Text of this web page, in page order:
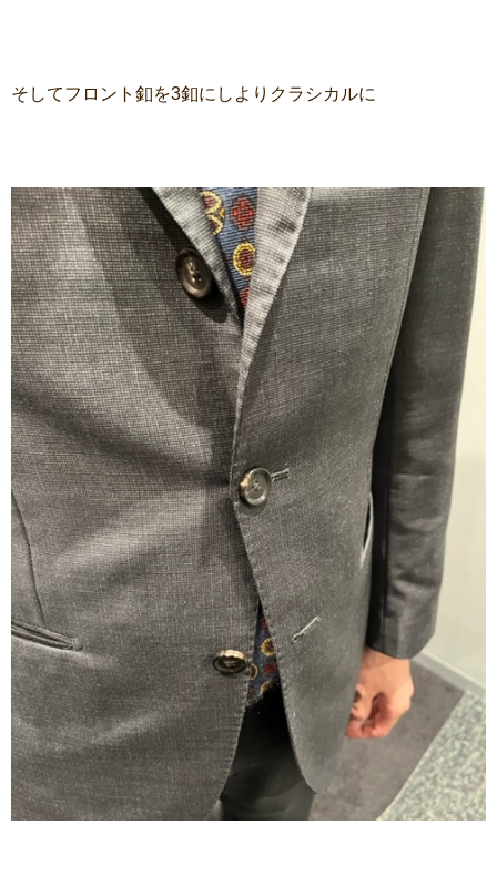
そしてフロント釦を3釦にしよりクラシカルに